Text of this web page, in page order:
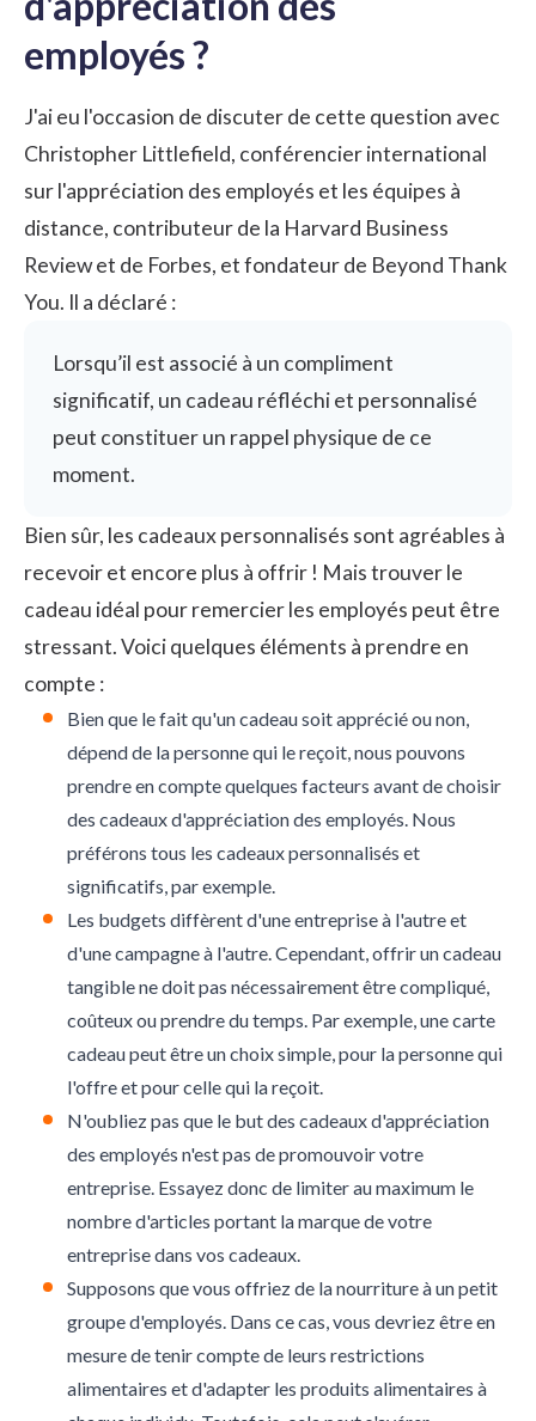
employés ?
J'ai eu l'occasion de discuter de cette question avec
Christopher Littlefield, conférencier international
sur l'appréciation des employés et les équipes à
distance, contributeur de la Harvard Business
Review et de Forbes, et fondateur de Beyond Thank
You. Il a déclaré :
Lorsqu’il est associé à un compliment
significatif, un cadeau réfléchi et personnalisé
peut constituer un rappel physique de ce
moment.
Bien sûr, les cadeaux personnalisés sont agréables à
recevoir et encore plus à offrir ! Mais trouver le
cadeau idéal pour remercier les employés peut être
stressant. Voici quelques éléments à prendre en
compte :
Bien que le fait qu'un cadeau soit apprécié ou non,
dépend de la personne qui le reçoit, nous pouvons
prendre en compte quelques facteurs avant de choisir
des cadeaux d'appréciation des employés. Nous
préférons tous les cadeaux personnalisés et
significatifs, par exemple.
Les budgets diffèrent d'une entreprise à l'autre et
d'une campagne à l'autre. Cependant, offrir un cadeau
tangible ne doit pas nécessairement être compliqué,
coûteux ou prendre du temps. Par exemple, une carte
cadeau peut être un choix simple, pour la personne qui
l'offre et pour celle qui la reçoit.
N'oubliez pas que le but des cadeaux d'appréciation
des employés n'est pas de promouvoir votre
entreprise. Essayez donc de limiter au maximum le
nombre d'articles portant la marque de votre
entreprise dans vos cadeaux.
Supposons que vous offriez de la nourriture à un petit
groupe d'employés. Dans ce cas, vous devriez être en
mesure de tenir compte de leurs restrictions
alimentaires et d'adapter les produits alimentaires à